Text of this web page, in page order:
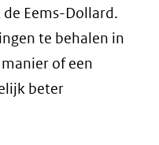
Eems-Dollard.
te behalen in
of een
beter